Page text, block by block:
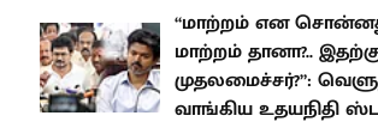
“மாற்றம் என
மாற்றம் தானா?..
முதலமைச்சர்?”:
வாங்கிய உதயநிதி